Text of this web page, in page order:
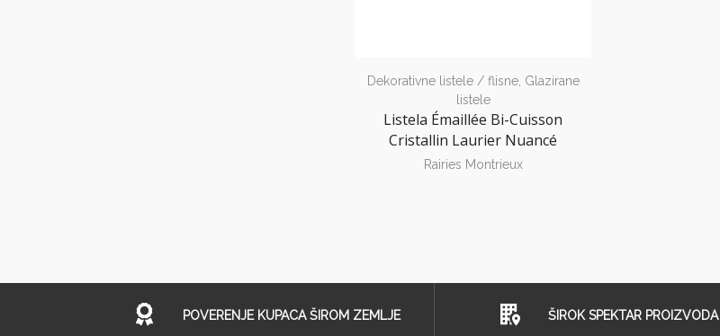
Dekorativne listele / flisne, Glazirane
listele
Listela Émaillée Bi-Cuisson
Cristallin Laurier Nuancé
Rairies Montrieux
POVERENJE KUPACA ŠIROM ZEMLJE ŠIROK SPEKTAR PROIZVODA